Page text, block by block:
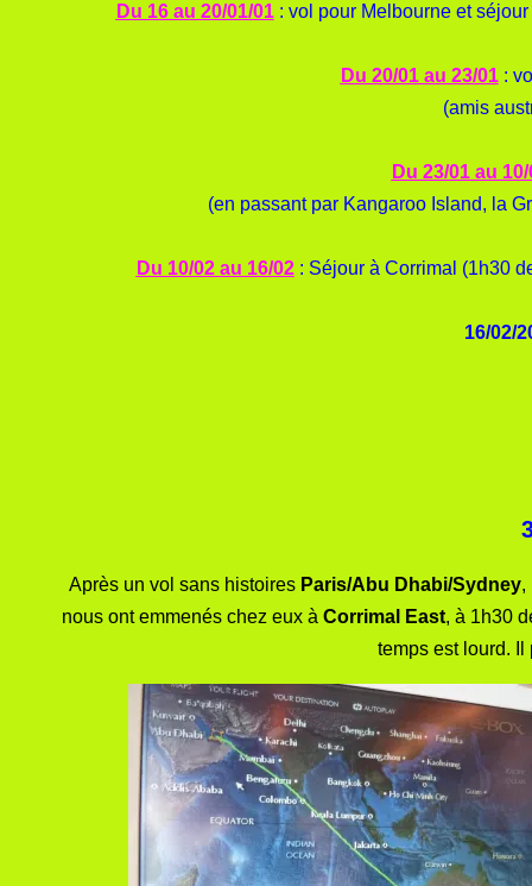
Du 16 au 20/01/01: vol pour Melbourne et séjour
Du 20/01 au 23/01:
(amis
Du 23/01 au 10/
(en passant par Kangaroo Island, la
Du 10/02 au 16/02: Séjour à Corrimal (1h30
16/02/
Après un vol sans histoires Paris/Abu Dhabi/Sydney,
nous ont emmenés chez eux à Corrimal East, à 1h30
temps est lourd.